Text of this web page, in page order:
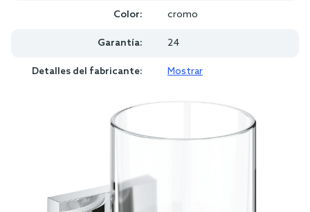
Color: cromo
Garantía: 24
Detalles del fabricante: Mostrar